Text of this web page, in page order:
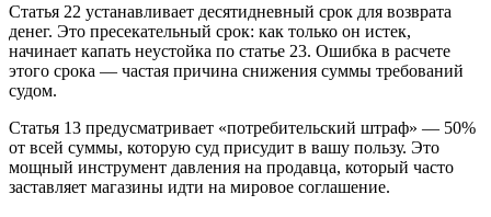
Статья 22 устанавливает десятидневный срок для возврата
денег. Это пресекательный срок: как только он истек,
начинает капать неустойка по статье 23. Ошибка в расчете
этого срока — частая причина снижения суммы требований
судом.
Статья 13 предусматривает «потребительский штраф» — 50%
от всей суммы, которую суд присудит в вашу пользу. Это
мощный инструмент давления на продавца, который часто
заставляет магазины идти на мировое соглашение.